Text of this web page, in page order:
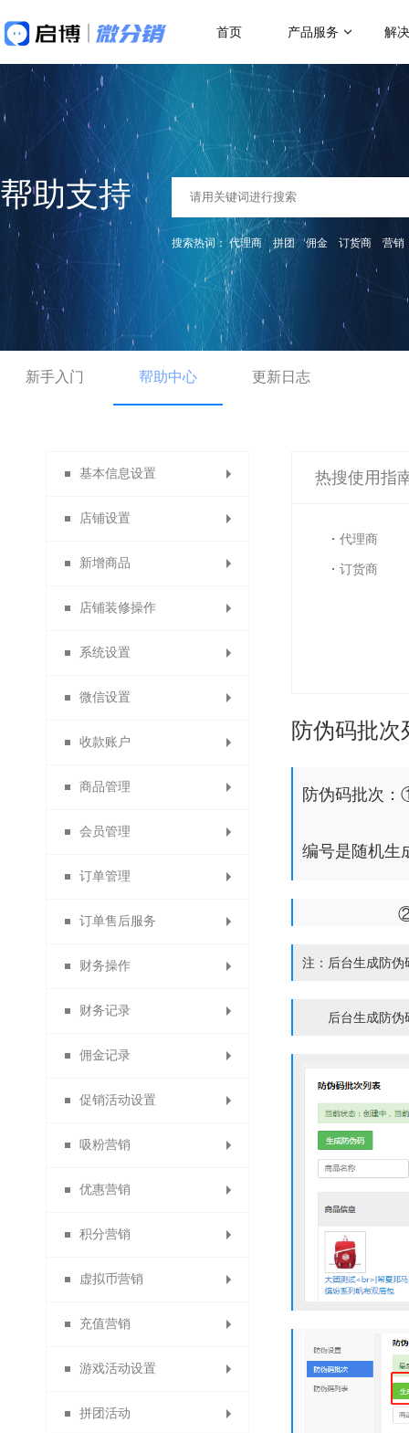
首页 产品服务 解
做社交电商，找启博
微分销
快速搭建微信分销商城
分销小程序
专注裂变的分销小程序
直播分销
私域直播分销带货系统
视频号直播
抢占视频号流量阵地
热门应用场
二级分销
代理分销
积分商城
优惠券
了解更多产
解决方案
母婴行业解决方案
一站式赋能母婴品牌商智慧经营
行业销售渠道解决方案
帮助商家拓展销售新渠道
直播带货解决方案
开通微信+小程序+APP直播带货系统
积分商城解决方案
传
帮助
微
关于我们
18年专注全产业SaaS产品服务
帮助支持
搜索热词：代理商 拼团 佣金 订货商 营销
新手入门 帮助中心 更新日志
基本信息设置
系统设置
店铺设置
店铺导航
店铺主页
会员主页
分销说明
商品列表导航
自定义通用模块
商品详情页
商品限购提示页
新增商品
商品分类
自定义类目
发布商品
商品分组
店铺装修操作
主页装修
模块装修
系统设置
货到付款
店铺信息
功能名称设置
提现设置
云账户设置
找人代付
线下付款
货到付款
自动确认收货设置
自动取消订单
浮动公告设置
服务承诺
修改密码
第三方登录管理
安粉宝
传播宝
微信设置
消息设置
微信设置
消息设置
模板消息
自定义菜单
素材库管理
首次关注
自动回复
信息托管
客服功能
一键关注
开通指引
收款账户
合利宝分账
微信收款账号
支付宝收款账号
paypal收款账号
京东支付
贝宝收款账号
银联支付收款账号
快钱
易宝收款账号
开联通
代收款结算平台
商品管理
出售中的商品
仓库中的商品
已售罄的商品
批量修改商品
警戒商品
会员管理
会员列表
会员设置
会员等级
会员卡
会员权益
会员分组
会员导出
备份会员导入
批量修改会员
订单管理
所有订单
虚拟库存订单
删除日志
批量发货
订单售后服务
退换货审核
商品评价
退货理由
付款查询
退换货设置
财务操作
代理商业绩奖励
提现申请管理
佣金转余额申请列表
线下充值管理
分账审核
代理商推荐奖
代理商业绩奖
代理商管理奖
订货商推荐奖审核
订货商业绩奖
财务记录
供应商提现记录
提现记录
驳回记录
分账记录
红包记录
账号充值记录
供应商提现申请
资金监控日志
佣金记录
分销商佣金
代理商佣金
订货商佣金
门店佣金
员工佣金
招商经理佣金
调整佣金日志
促销活动设置
限时秒杀
限时打折
拼团活动
砍价设置
试用活动设置
周期购
吸粉营销
投票管理
拍卖活动
众筹列表
众筹装修
微夺宝管理
微助力管理
优惠营销
优惠券管理
优惠券大礼包
优惠码管理
扫码送优惠券设置
关注送优惠券
积分营销
积分日志
每日签到设置
积分抵现
消费送积分
虚拟币营销
虚拟币日志
虚拟币比例
虚拟币抵现
充值营销
充值优惠
充值送积分
游戏活动设置
幸运大转盘
拼团活动
热搜使用指
代理商
订货商
防伪码批次
防伪码批次
编号是随机生
②生成好
注：后台生成防伪
后台生成防伪码